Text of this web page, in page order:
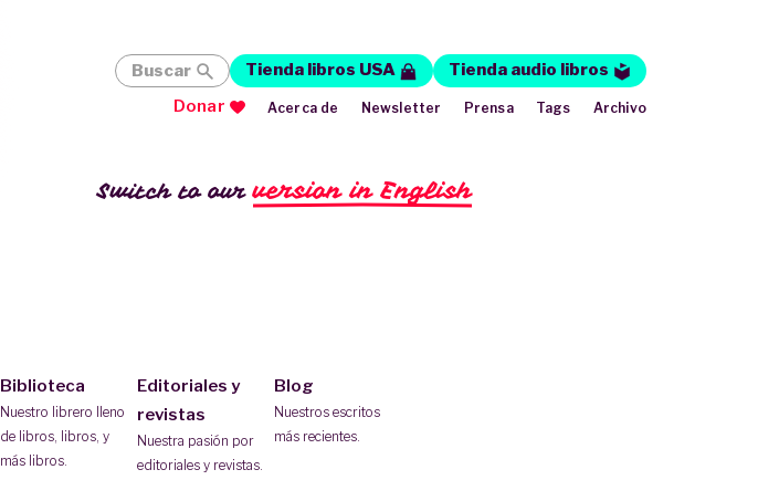
Switch to ourversion in English
Biblioteca
Nuestro librero lleno
de libros, libros, y
más libros.
Editoriales y
revistas
Nuestra pasión por
editoriales y revistas.
Blog
Nuestros escritos
más recientes.
Buscar Tienda libros USA
Tienda audio libros
Donar
Acerca de Newsletter Prensa Tags Archivo